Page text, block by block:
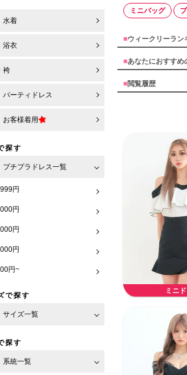
水着
浴衣
袴
パーティドレス
お客様着用
探す
プチプラドレス一覧
円
円
円
円
円~
で探す
サイズ一覧
探す
系統一覧
ミニバッグ
■ウィークリーラン
■あなたにおすすめ
■閲覧履歴
ミニ